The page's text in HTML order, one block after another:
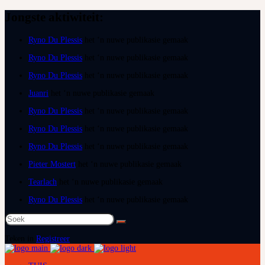
Ryno Du Plessis
Ryno Du Plessis
Ryno Du Plessis
Juanri
Ryno Du Plessis
Ryno Du Plessis
Ryno Du Plessis
Pieter Mostert
Tearlach
Ryno Du Plessis
Soek
na:
Registreer